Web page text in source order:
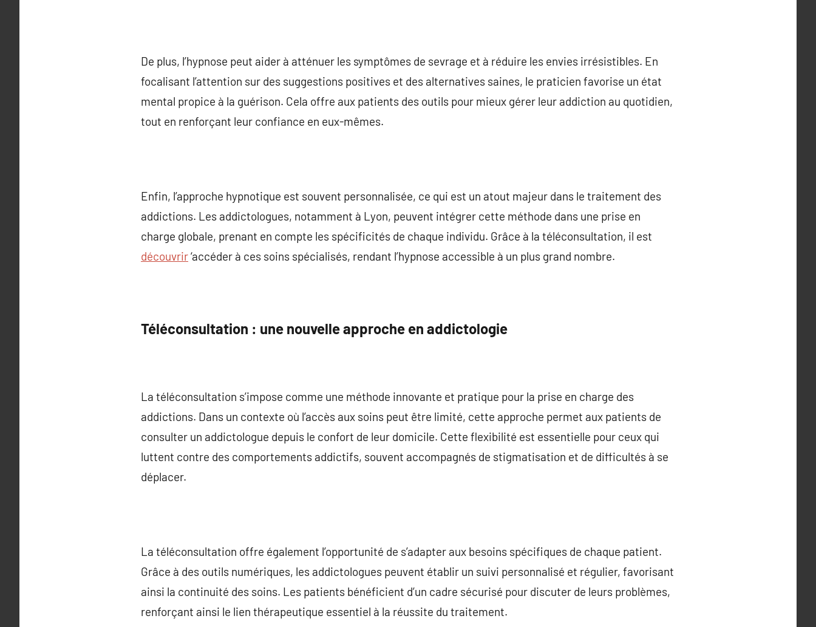
De plus, l’hypnose peut aider à atténuer les symptômes de sevrage et à réduire les envies irrésistibles. En
focalisant l’attention sur des suggestions positives et des alternatives saines, le praticien favorise un état
mental propice à la guérison. Cela offre aux patients des outils pour mieux gérer leur addiction au quotidien,
tout en renforçant leur confiance en eux-mêmes.
Enfin, l’approche hypnotique est souvent personnalisée, ce qui est un atout majeur dans le traitement des
addictions. Les addictologues, notamment à Lyon, peuvent intégrer cette méthode dans une prise en
charge globale, prenant en compte les spécificités de chaque individu. Grâce à la téléconsultation, il est
découvrir‘accéder à ces soins spécialisés, rendant l’hypnose accessible à un plus grand nombre.
Téléconsultation : une nouvelle approche en addictologie
La téléconsultation s’impose comme une méthode innovante et pratique pour la prise en charge des
addictions. Dans un contexte où l’accès aux soins peut être limité, cette approche permet aux patients de
consulter un addictologue depuis le confort de leur domicile. Cette flexibilité est essentielle pour ceux qui
luttent contre des comportements addictifs, souvent accompagnés de stigmatisation et de difficultés à se
déplacer.
La téléconsultation offre également l’opportunité de s’adapter aux besoins spécifiques de chaque patient.
Grâce à des outils numériques, les addictologues peuvent établir un suivi personnalisé et régulier, favorisant
ainsi la continuité des soins. Les patients bénéficient d’un cadre sécurisé pour discuter de leurs problèmes,
renforçant ainsi le lien thérapeutique essentiel à la réussite du traitement.